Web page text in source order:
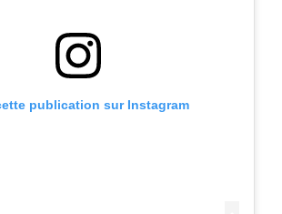
publication sur Instagram